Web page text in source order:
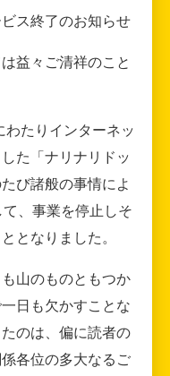
ス終了のお知らせ
益々ご清祥のこと
たりインターネッ
た「ナリナリドッ
び諸般の事情によ
、事業を停止しそ
となりました。
山のものともつか
日も欠かすことな
のは、偏に読者の
各位の多大なるご